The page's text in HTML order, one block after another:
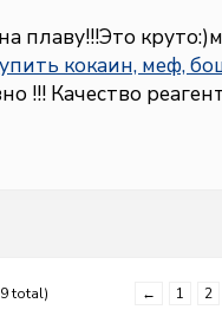
плаву!!!Это
кокаин, меф,
!!! Качество
total) ← 1 2